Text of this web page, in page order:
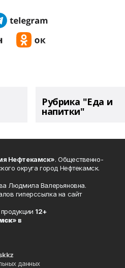
Рубрика "Еда и
напитки"
Нефтекамск». Общественно-
округа город Нефтекамск.
Людмила Валерьяновна.
гиперссылка на сайт
12+
» в
данных